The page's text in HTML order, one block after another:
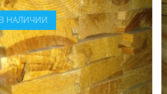
НАЛИЧИИ